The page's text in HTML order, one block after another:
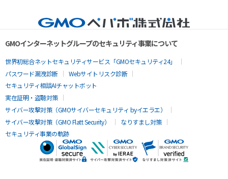
GMOインターネットグループのセキュリティ事業について
世界初総合ネットセキュリティサービス「GMOセキュリティ24」
パスワード漏洩診断
Webサイトリスク診断
セキュリティ相談AIチャットボット
実在証明・盗聴対策
サイバー攻撃対策（GMOサイバーセキュリティ byイエラエ）
サイバー攻撃対策（GMO Flatt Security）
なりすまし対策
セキュリティ事業の軌跡